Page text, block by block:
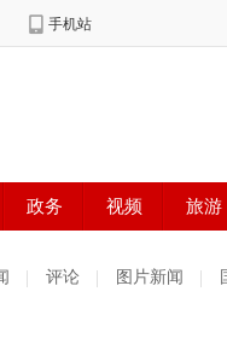
评论 图片新闻